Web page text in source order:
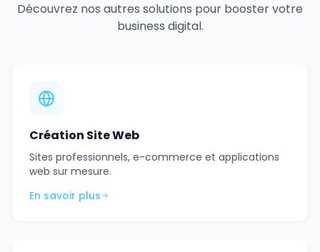
Découvrez nos autres solutions pour booster votre
business digital.
Création Site Web
Sites professionnels, e-commerce et applications
web sur mesure.
En savoir plus